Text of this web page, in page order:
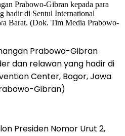
Prabowo-Gibran
dan relawan yang hadir di
Center, Bogor, Jawa
Gibran)
Presiden Nomor Urut 2,